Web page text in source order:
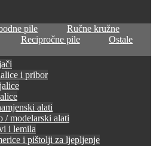
pile
Ručne kružne
Recipročne pile
Ostale
i pribor
alati
modelarski alati
i lemila
i pištolji za ljepljenje